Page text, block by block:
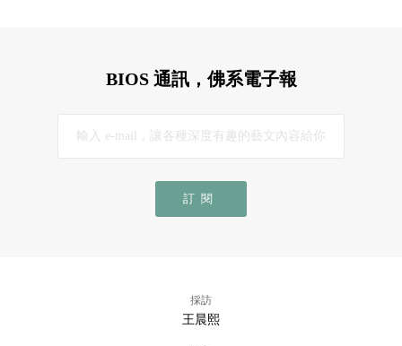
BIOS 通訊，佛系電子報
訂閱
採訪
王晨熙